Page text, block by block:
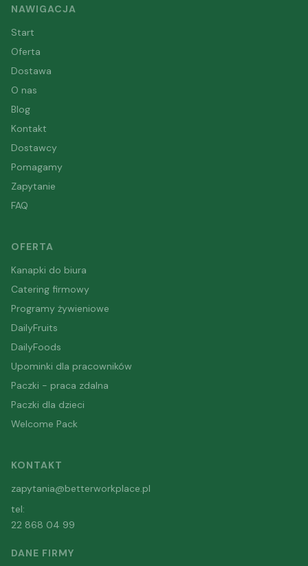
NAWIGACJA
Start
Oferta
Dostawa
O nas
Blog
Kontakt
Dostawcy
Pomagamy
Zapytanie
FAQ
OFERTA
Kanapki do biura
Catering firmowy
Programy żywieniowe
DailyFruits
DailyFoods
Upominki dla pracowników
Paczki - praca zdalna
Paczki dla dzieci
Welcome Pack
KONTAKT
zapytania@betterworkplace.pl
tel:
22 868 04 99
DANE FIRMY